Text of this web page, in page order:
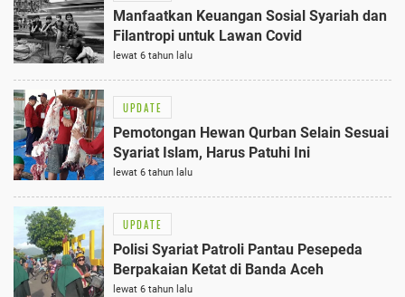
Manfaatkan Keuangan Sosial Syariah dan
Filantropi untuk Lawan Covid
lewat 6 tahun lalu
UPDATE
Pemotongan Hewan Qurban Selain Sesuai
Syariat Islam, Harus Patuhi Ini
lewat 6 tahun lalu
UPDATE
Polisi Syariat Patroli Pantau Pesepeda
Berpakaian Ketat di Banda Aceh
lewat 6 tahun lalu